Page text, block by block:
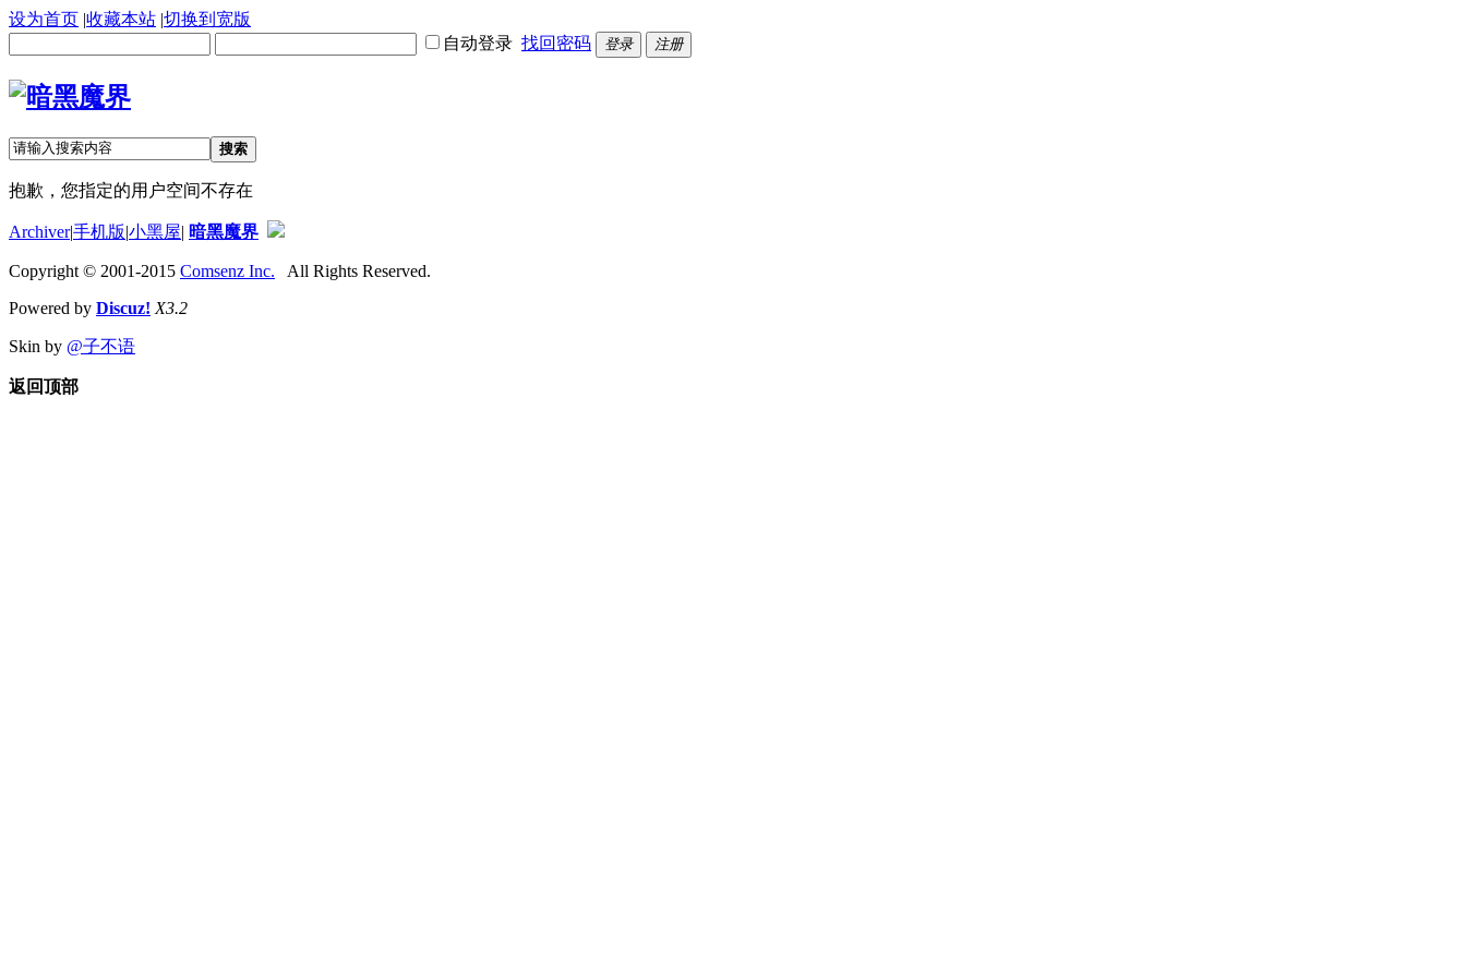
设为首页 |收藏本站 |切换到宽版
自动登录 找回密码 登录 注册
搜索
抱歉，您指定的用户空间不存在
Archiver|手机版|小黑屋| 暗黑魔界
Copyright © 2001-2015 Comsenz Inc. All Rights Reserved.
Powered by Discuz! X3.2
Skin by @子不语
返回顶部